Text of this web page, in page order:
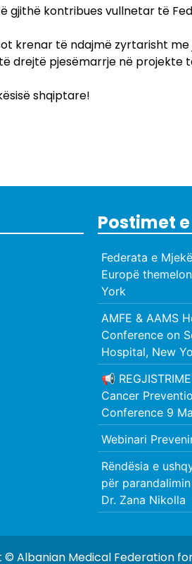
gjithë kontribues vullnetar të
krenar të ndajmë zyrtarisht me
drejtë pjesëmarrje në projekte
shqiptare!
Postimet
Federata e
Europë
York
AMFE & AAMS
Conference on
Hospital, New
📢
Cancer
Conference 9
Webinari
Rëndësia e
për
Dr. Zana Nikolla
Albanian Medical Federation